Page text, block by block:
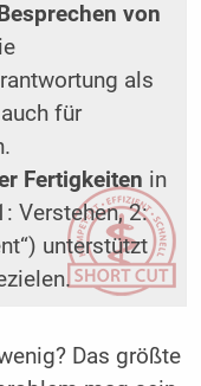
von
als
für
Fertigkeiten in
Verstehen, 2:
unterstützt
Das größte